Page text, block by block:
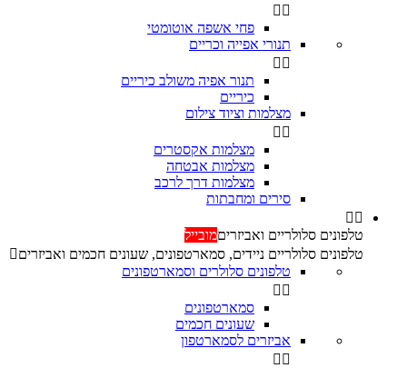
 
פחי אשפה אוטומטי
תנורי אפייה וכריים
 
‏תנור אפיה משולב כיריים
כיריים
מצלמות וציוד צילום
 
מצלמות אקסטרים
מצלמות אבטחה
מצלמות דרך לרכב
סירים ומחבתות
 
טלפונים סלולריים ואביזריםמובייל
טלפונים סלולריים ניידים, סמארטפונים, שעונים חכמים ואביזרים
טלפונים סלולרים וסמארטפונים
 
סמארטפונים
שעונים חכמים
אביזרים לסמארטפון
 